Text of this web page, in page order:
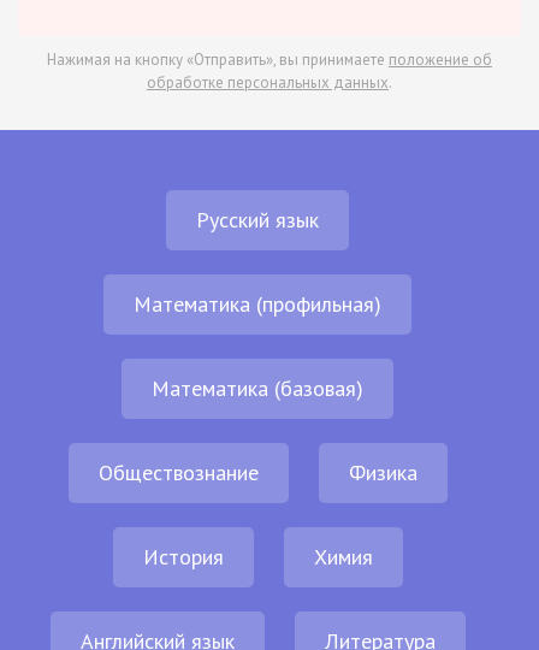
Нажимая на кнопку «Отправить», вы принимаете положение об
обработке персональных данных.
Русский язык
Математика (профильная)
Математика (базовая)
Обществознание Физика
История Химия
Английский язык Литература